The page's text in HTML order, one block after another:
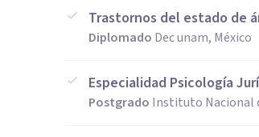
Trastornos del estado de
Diplomado Dec unam, México
Especialidad Psicología
Postgrado Instituto Nacional